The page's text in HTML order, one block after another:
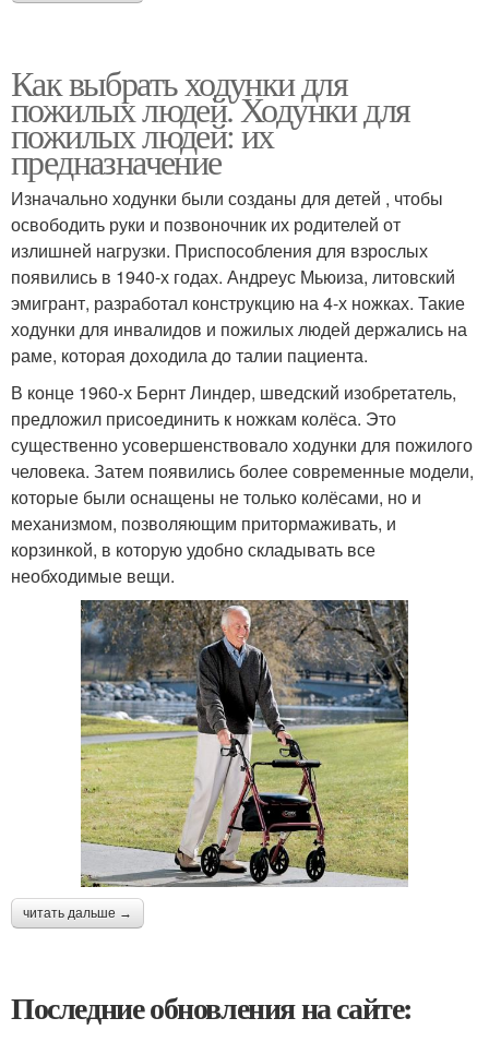
Как выбрать ходунки для
пожилых людей. Ходунки для
пожилых людей: их
предназначение
Изначально ходунки были созданы для детей , чтобы
освободить руки и позвоночник их родителей от
излишней нагрузки. Приспособления для взрослых
появились в 1940-х годах. Андреус Мьюиза, литовский
эмигрант, разработал конструкцию на 4-х ножках. Такие
ходунки для инвалидов и пожилых людей держались на
раме, которая доходила до талии пациента.
В конце 1960-х Бернт Линдер, шведский изобретатель,
предложил присоединить к ножкам колёса. Это
существенно усовершенствовало ходунки для пожилого
человека. Затем появились более современные модели,
которые были оснащены не только колёсами, но и
механизмом, позволяющим притормаживать, и
корзинкой, в которую удобно складывать все
необходимые вещи.
читать дальше →
Последние обновления на сайте: